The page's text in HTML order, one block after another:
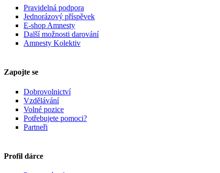
Pravidelná podpora
Jednorázový příspěvek
E-shop Amnesty
Další možnosti darování
Amnesty Kolektiv
Zapojte se
Dobrovolnictví
Vzdělávání
Volné pozice
Potřebujete pomoci?
Partneři
Profil dárce